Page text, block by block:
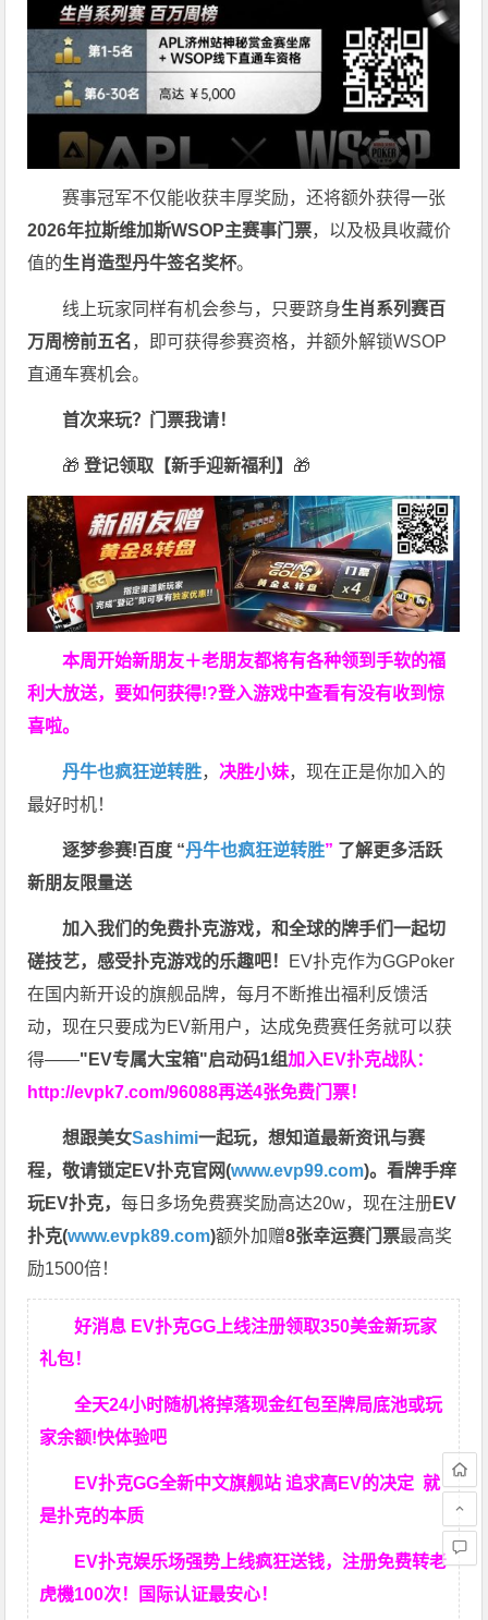
赛事冠军不仅能收获丰厚奖励，还将额外获得一张
2026年拉斯维加斯WSOP主赛事门票，以及极具收藏价
值的生肖造型丹牛签名奖杯。
线上玩家同样有机会参与，只要跻身生肖系列赛百
万周榜前五名，即可获得参赛资格，并额外解锁WSOP
直通车赛机会。
首次来玩？门票我请！
🎁 登记领取【新手迎新福利】 🎁
本周开始新朋友＋老朋友都将有各种领到手软的福
利大放送，要如何获得!?登入游戏中查看有没有收到惊
喜啦。
丹牛也疯狂逆转胜， 决胜小妹，现在正是你加入的
最好时机！
逐梦参赛!百度 “丹牛也疯狂逆转胜” 了解更多活跃
新朋友限量送
加入我们的免费扑克游戏，和全球的牌手们一起切
磋技艺，感受扑克游戏的乐趣吧！ EV扑克作为GGPoker
在国内新开设的旗舰品牌，每月不断推出福利反馈活
动，现在只要成为EV新用户，达成免费赛任务就可以获
得——"EV专属大宝箱"启动码1组加入EV扑克战队：
http://evpk7.com/96088再送4张免费门票！
想跟美女Sashimi一起玩，想知道最新资讯与赛
程，敬请锁定EV扑克官网(www.evp99.com)。看牌手痒
玩EV扑克，每日多场免费赛奖励高达20w，现在注册EV
扑克(www.evpk89.com)额外加赠8张幸运赛门票最高奖
励1500倍！
好消息 EV扑克GG上线注册领取350美金新玩家
礼包！
全天24小时随机将掉落现金红包至牌局底池或玩
家余额!快体验吧
EV扑克GG全新中文旗舰站 追求高EV的决定就
是扑克的本质
EV扑克娱乐场强势上线疯狂送钱，注册免费转老
虎機100次！国际认证最安心！